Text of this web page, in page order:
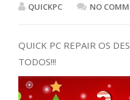
QUICKPC NO
QUICK PC REPAIR OS
TODOS!!!